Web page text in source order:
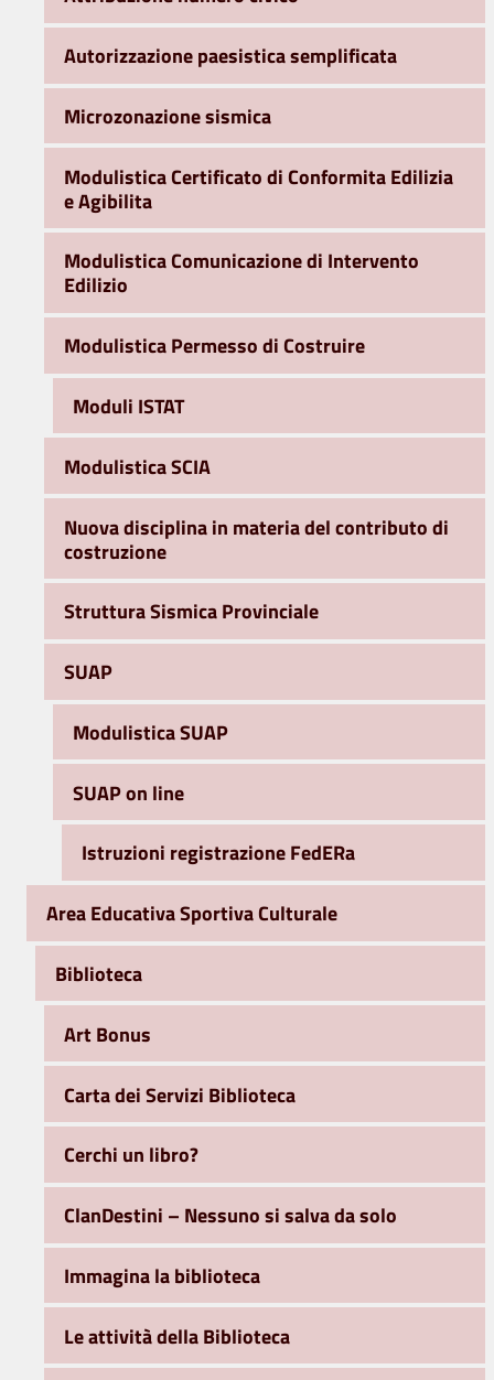
Autorizzazione paesistica semplificata
Microzonazione sismica
Modulistica Certificato di Conformita Edilizia
e Agibilita
Modulistica Comunicazione di Intervento
Edilizio
Modulistica Permesso di Costruire
Moduli ISTAT
Modulistica SCIA
Nuova disciplina in materia del contributo di
costruzione
Struttura Sismica Provinciale
SUAP
Modulistica SUAP
SUAP on line
Istruzioni registrazione FedERa
Area Educativa Sportiva Culturale
Biblioteca
Art Bonus
Carta dei Servizi Biblioteca
Cerchi un libro?
ClanDestini – Nessuno si salva da solo
Immagina la biblioteca
Le attività della Biblioteca